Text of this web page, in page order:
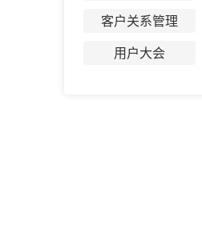
客户关系管理
用户大会